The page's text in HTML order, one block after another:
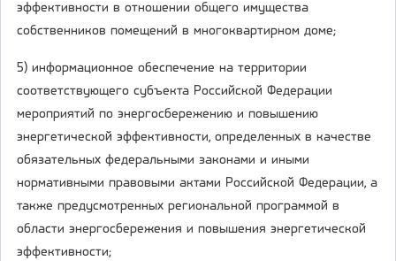
эффективности в отношении общего имущества
собственников помещений в многоквартирном доме;
5) информационное обеспечение на территории
соответствующего субъекта Российской Федерации
мероприятий по энергосбережению и повышению
энергетической эффективности, определенных в качестве
обязательных федеральными законами и иными
нормативными правовыми актами Российской Федерации, а
также предусмотренных региональной программой в
области энергосбережения и повышения энергетической
эффективности;